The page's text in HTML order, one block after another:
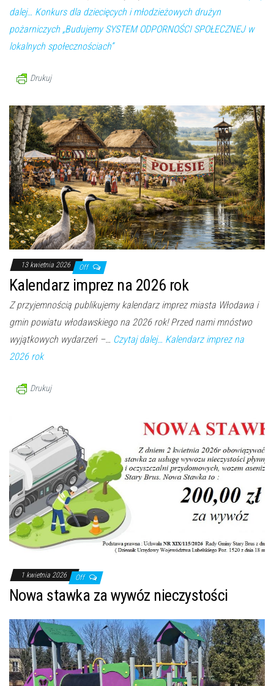
dalej… Konkurs dla dziecięcych i młodzieżowych drużyn
pożarniczych „Budujemy SYSTEM ODPORNOŚCI SPOŁECZNEJ w
lokalnych społecznościach”
Drukuj
13 kwietnia 2026 Off
Kalendarz imprez na 2026 rok
Z przyjemnością publikujemy kalendarz imprez miasta Włodawa i
gmin powiatu włodawskiego na 2026 rok! Przed nami mnóstwo
wyjątkowych wydarzeń –… Czytaj dalej… Kalendarz imprez na
2026 rok
Drukuj
1 kwietnia 2026 Off
Nowa stawka za wywóz nieczystości